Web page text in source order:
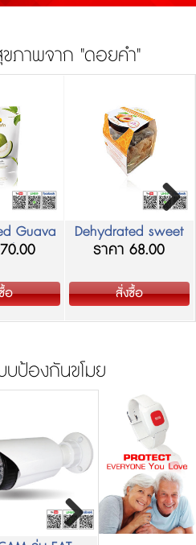
าพจาก "ดอยคำ"
Guava
ฝ-140
อ
Dehydrated sweet
cured pitted chinese
อมห-75
ราคา 68.00
สั่งซื้อ
บป้องกันขโมย